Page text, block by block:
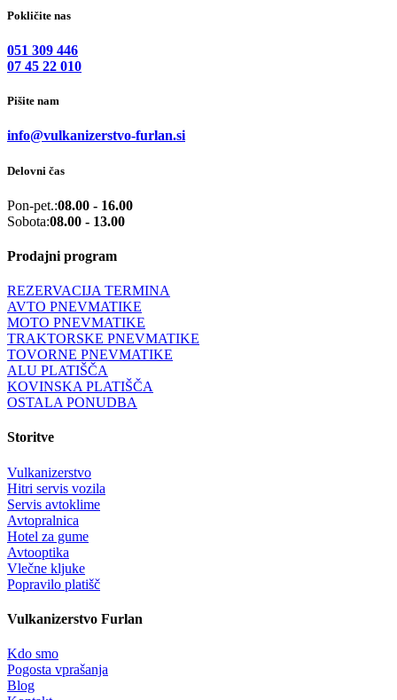
Pokličite nas
051 309 446
07 45 22 010
Pišite nam
info@vulkanizerstvo-furlan.si
Delovni čas
Pon-pet.:08.00 - 16.00
Sobota:08.00 - 13.00
Prodajni program
REZERVACIJA TERMINA
AVTO PNEVMATIKE
MOTO PNEVMATIKE
TRAKTORSKE PNEVMATIKE
TOVORNE PNEVMATIKE
ALU PLATIŠČA
KOVINSKA PLATIŠČA
OSTALA PONUDBA
Storitve
Vulkanizerstvo
Hitri servis vozila
Servis avtoklime
Avtopralnica
Hotel za gume
Avtooptika
Vlečne kljuke
Popravilo platišč
Vulkanizerstvo Furlan
Kdo smo
Pogosta vprašanja
Blog